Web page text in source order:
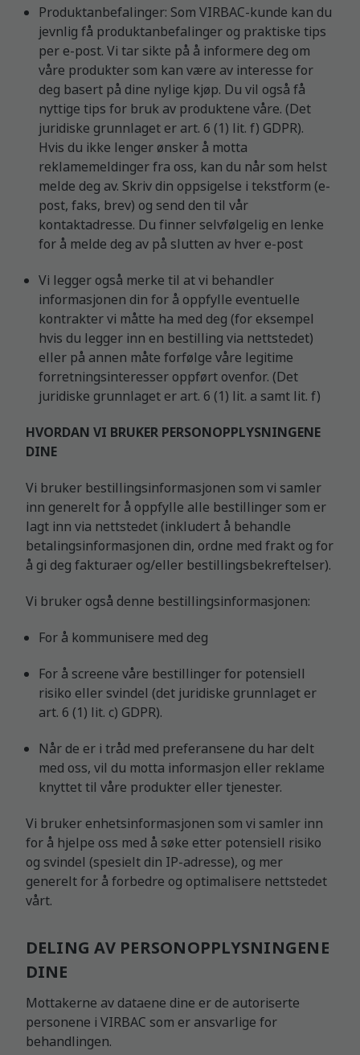
Produktanbefalinger: Som VIRBAC-kunde kan du
jevnlig få produktanbefalinger og praktiske tips
per e-post. Vi tar sikte på å informere deg om
våre produkter som kan være av interesse for
deg basert på dine nylige kjøp. Du vil også få
nyttige tips for bruk av produktene våre. (Det
juridiske grunnlaget er art. 6 (1) lit. f) GDPR).
Hvis du ikke lenger ønsker å motta
reklamemeldinger fra oss, kan du når som helst
melde deg av. Skriv din oppsigelse i tekstform (e-
post, faks, brev) og send den til vår
kontaktadresse. Du finner selvfølgelig en lenke
for å melde deg av på slutten av hver e-post
Vi legger også merke til at vi behandler
informasjonen din for å oppfylle eventuelle
kontrakter vi måtte ha med deg (for eksempel
hvis du legger inn en bestilling via nettstedet)
eller på annen måte forfølge våre legitime
forretningsinteresser oppført ovenfor. (Det
juridiske grunnlaget er art. 6 (1) lit. a samt lit. f)
HVORDAN VI BRUKER PERSONOPPLYSNINGENE
DINE
Vi bruker bestillingsinformasjonen som vi samler
inn generelt for å oppfylle alle bestillinger som er
lagt inn via nettstedet (inkludert å behandle
betalingsinformasjonen din, ordne med frakt og for
å gi deg fakturaer og/eller bestillingsbekreftelser).
Vi bruker også denne bestillingsinformasjonen:
For å kommunisere med deg
For å screene våre bestillinger for potensiell
risiko eller svindel (det juridiske grunnlaget er
art. 6 (1) lit. c) GDPR).
Når de er i tråd med preferansene du har delt
med oss, vil du motta informasjon eller reklame
knyttet til våre produkter eller tjenester.
Vi bruker enhetsinformasjonen som vi samler inn
for å hjelpe oss med å søke etter potensiell risiko
og svindel (spesielt din IP-adresse), og mer
generelt for å forbedre og optimalisere nettstedet
vårt.
DELING AV PERSONOPPLYSNINGENE
DINE
Mottakerne av dataene dine er de autoriserte
personene i VIRBAC som er ansvarlige for
behandlingen.